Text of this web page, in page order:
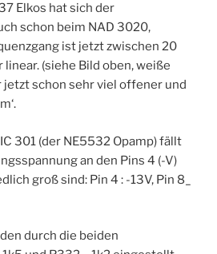
Elkos hat sich der
schon beim NAD 3020,
ist jetzt zwischen 20
linear. (siehe Bild oben, weiße
jetzt schon sehr viel offener und
301 (der NE5532 Opamp) fällt
an den Pins 4 (-V)
groß sind: Pin 4 : -13V, Pin 8_
durch die beiden